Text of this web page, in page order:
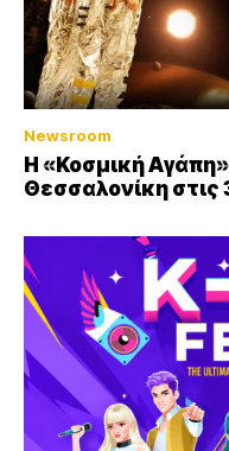
Newsroom
Η «Κοσμική
Θεσσαλονίκη στις